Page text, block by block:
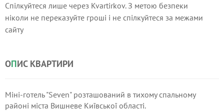
Спілкуйтеся лише через Kvartirkov. З метою безпеки
ніколи не переказуйте гроші і не спілкуйтеся за межами
сайту
ОПИС КВАРТИРИ
Міні-готель "Seven" розташований в тихому спальному
районі міста Вишневе Київської області.